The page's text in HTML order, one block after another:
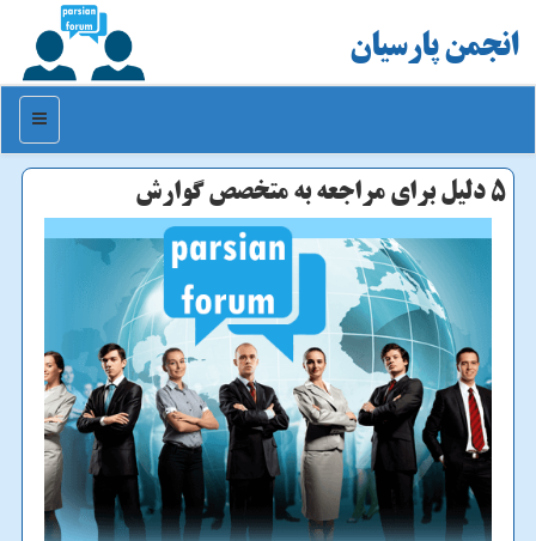
انجمن پارسیان
منو
۵ دلیل برای مراجعه به متخصص گوارش